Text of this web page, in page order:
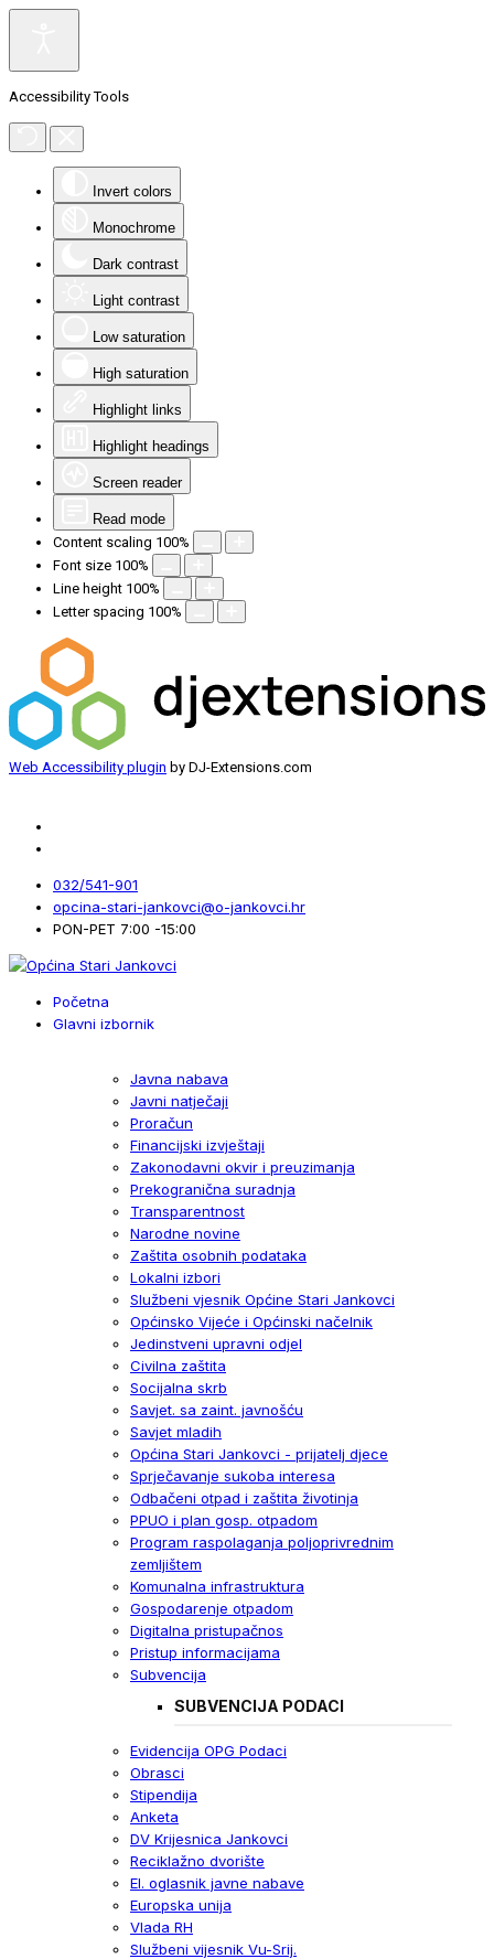
Accessibility Tools
Invert colors
Monochrome
Dark contrast
Light contrast
Low saturation
High saturation
Highlight links
Highlight headings
Screen reader
Read mode
Content scaling 100%
Font size 100%
Line height 100%
Letter spacing 100%
Web Accessibility plugin by DJ-Extensions.com
032/541-901
opcina-stari-jankovci@o-jankovci.hr
PON-PET 7:00 -15:00
Početna
Glavni izbornik
Javna nabava
Javni natječaji
Proračun
Financijski izvještaji
Zakonodavni okvir i preuzimanja
Prekogranična suradnja
Transparentnost
Narodne novine
Zaštita osobnih podataka
Lokalni izbori
Službeni vjesnik Općine Stari Jankovci
Općinsko Vijeće i Općinski načelnik
Jedinstveni upravni odjel
Civilna zaštita
Socijalna skrb
Savjet. sa zaint. javnošću
Savjet mladih
Općina Stari Jankovci - prijatelj djece
Sprječavanje sukoba interesa
Odbačeni otpad i zaštita životinja
PPUO i plan gosp. otpadom
Program raspolaganja poljoprivrednim
zemljištem
Komunalna infrastruktura
Gospodarenje otpadom
Digitalna pristupačnos
Pristup informacijama
Subvencija
SUBVENCIJA PODACI
Evidencija OPG Podaci
Obrasci
Stipendija
Anketa
DV Krijesnica Jankovci
Reciklažno dvorište
El. oglasnik javne nabave
Europska unija
Vlada RH
Službeni vijesnik Vu-Srij.